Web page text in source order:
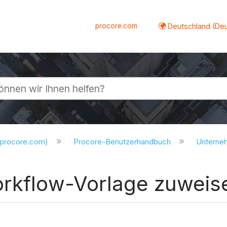
procore.com Deutschland
Procore-Benutzerhandbuch
Vorlage